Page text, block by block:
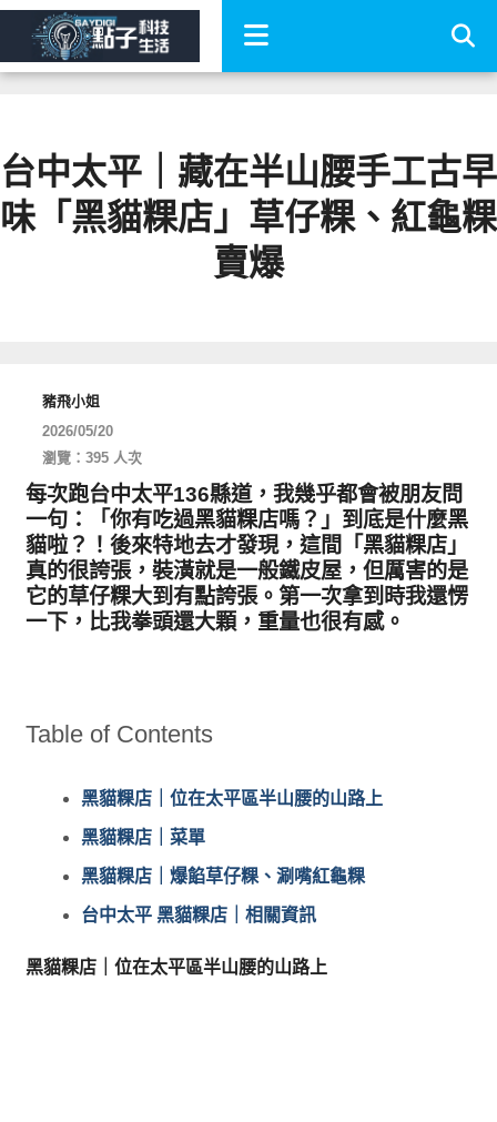
台中太平｜藏在半山腰手工古早
味「黑貓粿店」草仔粿、紅龜粿
賣爆
豬飛小姐
2026/05/20
瀏覽：395 人次
每次跑台中太平136縣道，我幾乎都會被朋友問
一句：「你有吃過黑貓粿店嗎？」到底是什麼黑
貓啦？！後來特地去才發現，這間 「黑貓粿店」
真的很誇張，裝潢就是一般鐵皮屋，但厲害的是
它的草仔粿大到有點誇張。第一次拿到時我還愣
一下，比我拳頭還大顆，重量也很有感。
Table of Contents
黑貓粿店｜位在太平區半山腰的山路上
黑貓粿店｜菜單
黑貓粿店｜爆餡草仔粿、涮嘴紅龜粿
台中太平 黑貓粿店｜相關資訊
黑貓粿店｜位在太平區半山腰的山路上